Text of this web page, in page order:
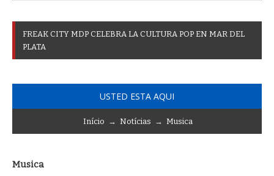
FREAK CITY MDP CELEBRA LA CULTURA POP EN MAR DEL
PLATA
USTED ESTA AQUI
Início → Notícias → Musica
Musica